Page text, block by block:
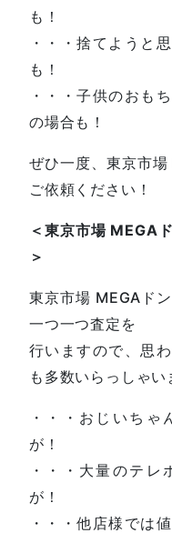
も！
・・・捨てようと
も！
・・・子供のおも
の場合も！
ぜひ一度、東京市
ご依頼ください！
＜東京市場 MEGA
＞
東京市場 MEGAド
一つ一つ査定を
行いますので、思
も多数いらっしゃい
・・・おじいちゃ
が！
・・・大量のテレ
が！
・・・他店様では